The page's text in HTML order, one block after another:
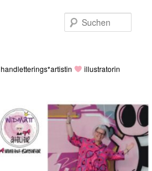
handletterings*artistin illustratorin